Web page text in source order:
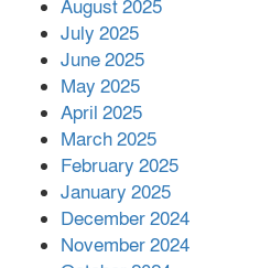
আহত ৪০
August 2025
July 2025
June 2025
May 2025
April 2025
March 2025
February 2025
January 2025
December 2024
November 2024